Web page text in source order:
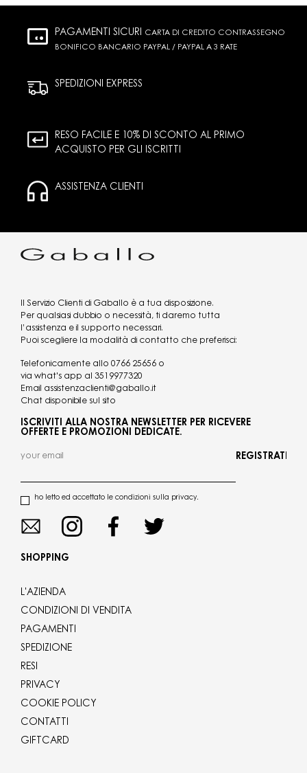
PAGAMENTI SICURI CARTA DI CREDITO CONTRASSEGNO
BONIFICO BANCARIO PAYPAL / PAYPAL A 3 RATE
SPEDIZIONI EXPRESS
RESO FACILE E 10% DI SCONTO AL PRIMO
ACQUISTO PER GLI ISCRITTI
ASSISTENZA CLIENTI
Il Servizio Clienti di Gaballo è a tua disposizione.
Per qualsiasi dubbio o necessità, ti daremo tutta
l’assistenza e il supporto necessari.
Puoi scegliere la modalità di contatto che preferisci:
Telefonicamente allo 0766 25656 o
via what's app al 3519977320
Email assistenzaclienti@gaballo.it
Chat disponibile sul sito
ISCRIVITI ALLA NOSTRA NEWSLETTER PER RICEVERE
OFFERTE E PROMOZIONI DEDICATE.
ho letto ed accettato le condizioni sulla privacy.
REGISTRATI
SHOPPING
L'AZIENDA
CONDIZIONI DI VENDITA
PAGAMENTI
SPEDIZIONE
RESI
PRIVACY
COOKIE POLICY
CONTATTI
GIFTCARD